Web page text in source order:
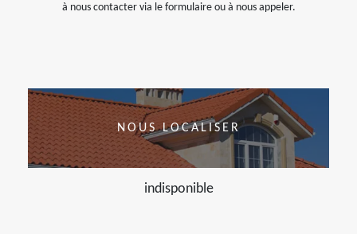
à nous contacter via le formulaire ou à nous appeler.
NOUS LOCALISER
indisponible